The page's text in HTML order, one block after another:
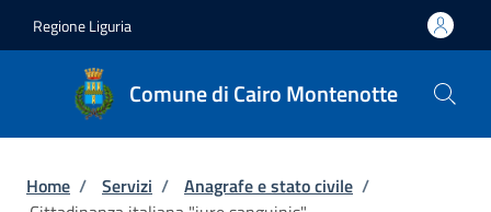
Regione Liguria
Comune di Cairo Montenotte
Briciole di pane
Home / Servizi / Anagrafe e stato civile /